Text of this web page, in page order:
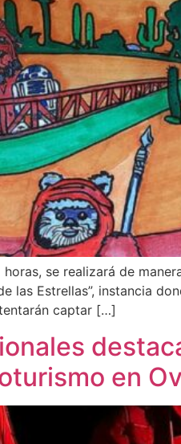
se realizará de
las Estrellas”, instancia
captar […]
en